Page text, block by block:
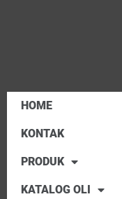
HOME
KONTAK
PRODUK
KATALOG OLI